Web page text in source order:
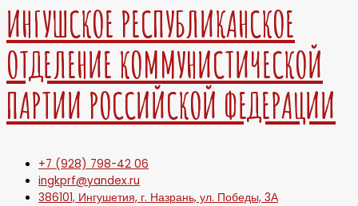
ИНГУШСКОЕ РЕСПУБЛИКАНСКОЕ
ОТДЕЛЕНИЕ КОММУНИСТИЧЕСКОЙ
ПАРТИИ РОССИЙСКОЙ ФЕДЕРАЦИИ
+7 (928) 798-42 06
ingkprf@yandex.ru
386101, Ингушетия, г. Назрань, ул. Победы, 3А